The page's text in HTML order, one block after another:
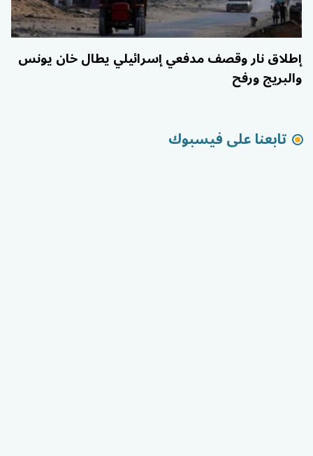
إطلاق نار وقصف مدفعي إسرائيلي يطال خان يونس
والبريج ورفح
تابعنا على فيسبوك